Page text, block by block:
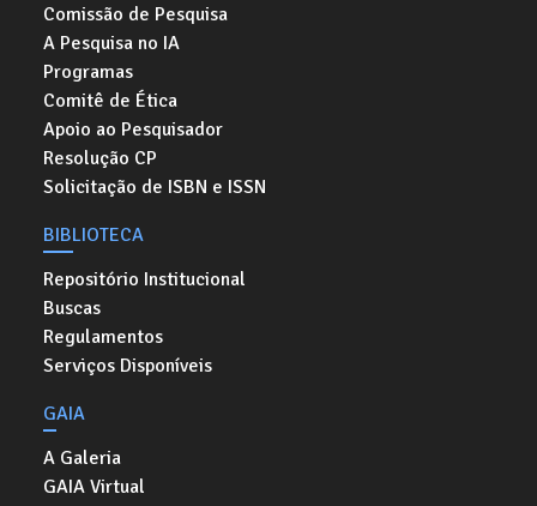
Comissão de Pesquisa
A Pesquisa no IA
Programas
Comitê de Ética
Apoio ao Pesquisador
Resolução CP
Solicitação de ISBN e ISSN
BIBLIOTECA
Repositório Institucional
Buscas
Regulamentos
Serviços Disponíveis
GAIA
A Galeria
GAIA Virtual